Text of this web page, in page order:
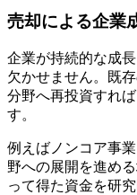
売却による企業
企業が持続的な成
欠かせません。既
分野へ再投資すれ
す。
例えばノンコア事
野への展開を進め
って得た資金を研